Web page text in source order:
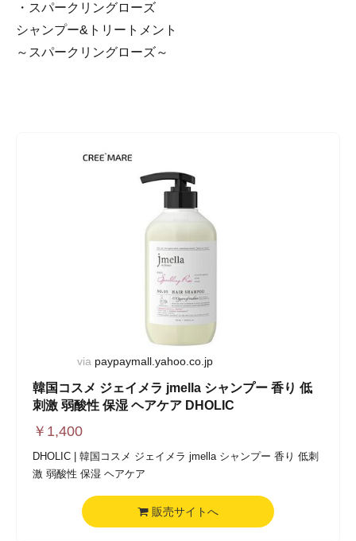
・スパークリングローズ
シャンプー&トリートメント
～スパークリングローズ～
via paypaymall.yahoo.co.jp
韓国コスメ ジェイメラ jmella シャンプー 香り 低
刺激 弱酸性 保湿 ヘアケア DHOLIC
￥ 1,400
DHOLIC | 韓国コスメ ジェイメラ jmella シャンプー 香り 低刺
激 弱酸性 保湿 ヘアケア
販売サイトへ